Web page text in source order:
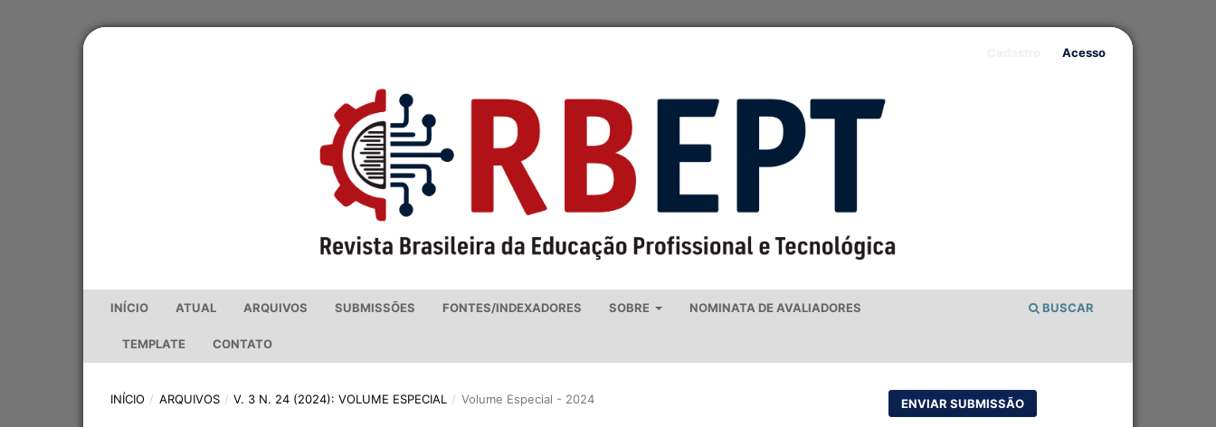
INÍCIO ATUAL ARQUIVOS SUBMISSÕES FONTES/INDEXADORES SOBRE NOMINATA DE AVALIADORES
TEMPLATE CONTATO
BUSCAR
Acesso
INÍCIO / ARQUIVOS / V. 3 N. 24 (2024): VOLUME ESPECIAL / Volume Especial - 2024 ENVIAR SUBMISSÃO